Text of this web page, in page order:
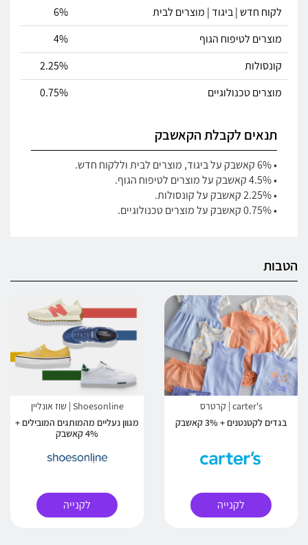
לקוח חדש | ביגוד | מוצרים לבית
6%
מוצרים לטיפוח הגוף
4%
קונסולות
2.25%
מוצרים טכנולוגיים
0.75%
תנאים לקבלת הקאשבק
• 6% קאשבק על ביגוד, מוצרים לבית וללקוח חדש.
• 4.5% קאשבק על מוצרים לטיפוח הגוף.
• 2.25% קאשבק על קונסולות.
• 0.75% קאשבק על מוצרים טכנולוגיים.
הטבות
carter's | קרטרס
בגדים לקטנטנים + 3% קאשבק
לקנייה
Shoesonline | שוז אונליין
מגוון נעליים מהמותגים המובילים +
4% קאשבק
לקנייה